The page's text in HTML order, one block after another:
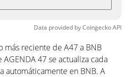
Data provided byCoingeckoAPI
más reciente de A47 a BNB
47 se actualiza cada
automáticamente en BNB. A